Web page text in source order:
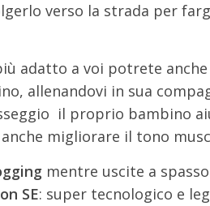
verso la strada per
adatto a voi potrete
allenandovi in sua
il proprio bambino
migliorare il tono
mentre uscite a
SE: super tecnologico e